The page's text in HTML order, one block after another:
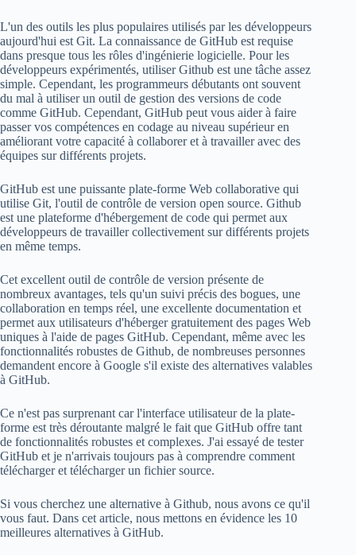
L'un des outils les plus populaires utilisés par les développeurs
aujourd'hui est Git. La connaissance de GitHub est requise
dans presque tous les rôles d'ingénierie logicielle. Pour les
développeurs expérimentés, utiliser Github est une tâche assez
simple. Cependant, les programmeurs débutants ont souvent
du mal à utiliser un outil de gestion des versions de code
comme GitHub. Cependant, GitHub peut vous aider à faire
passer vos compétences en codage au niveau supérieur en
améliorant votre capacité à collaborer et à travailler avec des
équipes sur différents projets.
GitHub est une puissante plate-forme Web collaborative qui
utilise Git, l'outil de contrôle de version open source. Github
est une plateforme d'hébergement de code qui permet aux
développeurs de travailler collectivement sur différents projets
en même temps.
Cet excellent outil de contrôle de version présente de
nombreux avantages, tels qu'un suivi précis des bogues, une
collaboration en temps réel, une excellente documentation et
permet aux utilisateurs d'héberger gratuitement des pages Web
uniques à l'aide de pages GitHub. Cependant, même avec les
fonctionnalités robustes de Github, de nombreuses personnes
demandent encore à Google s'il existe des alternatives valables
à GitHub.
Ce n'est pas surprenant car l'interface utilisateur de la plate-
forme est très déroutante malgré le fait que GitHub offre tant
de fonctionnalités robustes et complexes. J'ai essayé de tester
GitHub et je n'arrivais toujours pas à comprendre comment
télécharger et télécharger un fichier source.
Si vous cherchez une alternative à Github, nous avons ce qu'il
vous faut. Dans cet article, nous mettons en évidence les 10
meilleures alternatives à GitHub.